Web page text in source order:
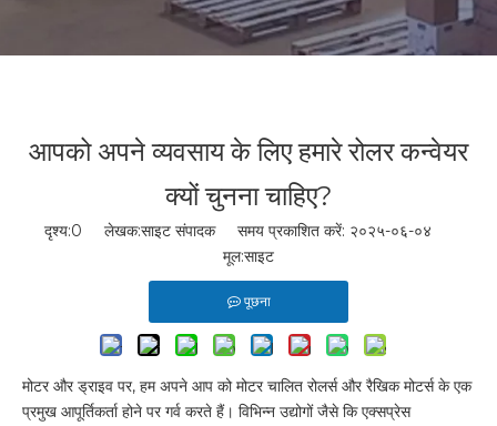
आपको अपने व्यवसाय के लिए हमारे रोलर कन्वेयर
क्यों चुनना चाहिए?
दृश्य:0 लेखक:साइट संपादक समय प्रकाशित करें: २०२५-०६-०४
मूल:साइट
पूछना
मोटर और ड्राइव पर, हम अपने आप को मोटर चालित रोलर्स और रैखिक मोटर्स के एक
प्रमुख आपूर्तिकर्ता होने पर गर्व करते हैं। विभिन्न उद्योगों जैसे कि एक्सप्रेस